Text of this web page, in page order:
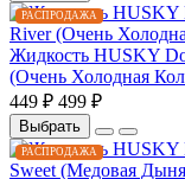
РАСПРОДАЖА
Жидкость HUSKY
(Очень Холодная
449 ₽ 499 ₽
Выбрать
РАСПРОДАЖА